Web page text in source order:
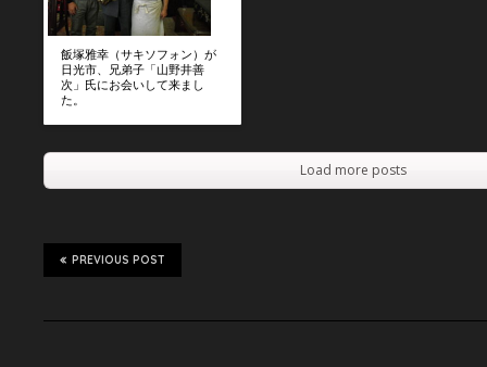
飯塚雅幸（サキソフォン）が
日光市、兄弟子「山野井善
次」氏にお会いして来まし
た。
Load more posts
PREVIOUS POST